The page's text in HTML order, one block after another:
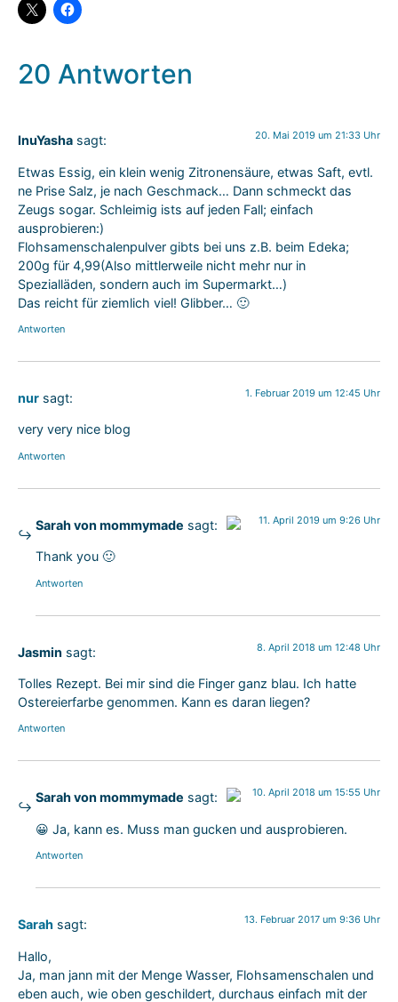
20 Antworten
InuYasha sagt: 20. Mai 2019 um 21:33 Uhr
Etwas Essig, ein klein wenig Zitronensäure, etwas Saft, evtl.
ne Prise Salz, je nach Geschmack… Dann schmeckt das
Zeugs sogar. Schleimig ists auf jeden Fall; einfach
ausprobieren:)
Flohsamenschalenpulver gibts bei uns z.B. beim Edeka;
200g für 4,99(Also mittlerweile nicht mehr nur in
Spezialläden, sondern auch im Supermarkt…)
Das reicht für ziemlich viel! Glibber… 🙂
Antworten
nur sagt: 1. Februar 2019 um 12:45 Uhr
very very nice blog
Antworten
Sarah von mommymade sagt:
Das „Echte-Person“-Abzeichen!
11. April 2019 um 9:26 Uhr
Thank you 🙂
Antworten
Jasmin sagt: 8. April 2018 um 12:48 Uhr
Tolles Rezept. Bei mir sind die Finger ganz blau. Ich hatte
Ostereierfarbe genommen. Kann es daran liegen?
Antworten
Sarah von mommymade sagt:
Das „Echte-Person“-Abzeichen!
10. April 2018 um 15:55 Uhr
😀 Ja, kann es. Muss man gucken und ausprobieren.
Antworten
Sarah sagt: 13. Februar 2017 um 9:36 Uhr
Hallo,
Ja, man jann mit der Menge Wasser, Flohsamenschalen und
eben auch, wie oben geschildert, durchaus einfach mit der